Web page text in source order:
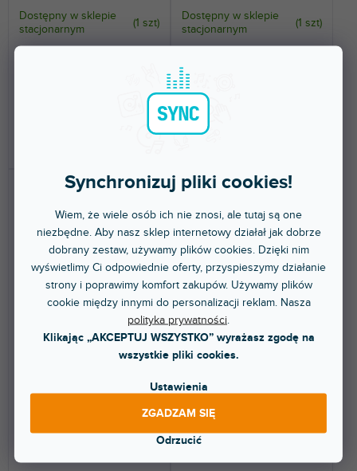
Synchronizuj pliki cookies!
Wiem, że wiele osób ich nie znosi, ale tutaj są one
niezbędne. Aby nasz sklep internetowy działał jak dobrze
dobrany zestaw, używamy plików cookies. Dzięki nim
wyświetlimy Ci odpowiednie oferty, przyspieszymy działanie
strony i poprawimy komfort zakupów. Używamy plików
cookie między innymi do personalizacji reklam. Nasza
polityka prywatności
Klikając „AKCEPTUJ WSZYSTKO” wyrażasz zgodę na
wszystkie pliki cookies.
Ustawienia
Odrzucić
ZGADZAM SIĘ
Dostępny w sklepie
stacjonarnym
(1 szt)
Dostępny w sklepie
stacjonarnym
(1 szt)
1 467 zł
Sub 25 - 8x XLR i/o, pinout
Yamaha/Tascam.
(1 szt)
XLR IN na 2x D-sub 25-pin.
BEZPŁATNA WYSYŁKA
HDSPe AES
Dostępny w sklepie
(1 szt)
AES/EBU. 8 wejść AES (16
kanałów) i 8 wyjść...